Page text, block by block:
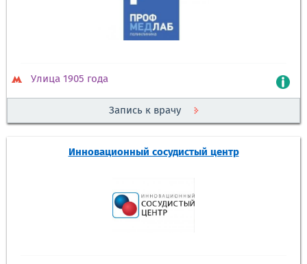
Улица 1905 года
Запись к врачу
Инновационный сосудистый центр